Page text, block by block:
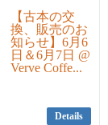
Details